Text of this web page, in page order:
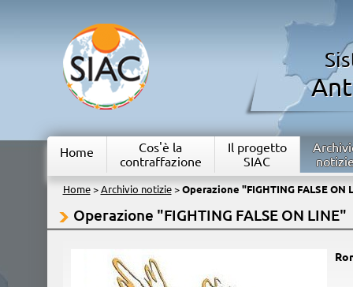
Home
Cos'è la
contraffazione
Il progetto
SIAC
Home> Archivio notizie> Operazione "FIGHTING FALSE ON
Operazione "FIGHTING FALSE ON LINE"